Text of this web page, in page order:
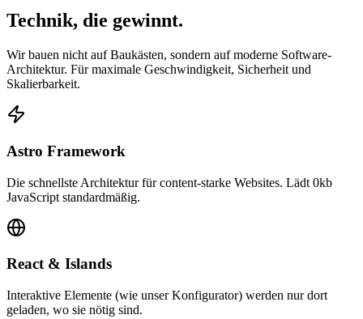
Technik, die gewinnt.
Wir bauen nicht auf Baukästen, sondern auf moderne Software-
Architektur. Für maximale Geschwindigkeit, Sicherheit und
Skalierbarkeit.
Astro Framework
Die schnellste Architektur für content-starke Websites. Lädt 0kb
JavaScript standardmäßig.
React & Islands
Interaktive Elemente (wie unser Konfigurator) werden nur dort
geladen, wo sie nötig sind.